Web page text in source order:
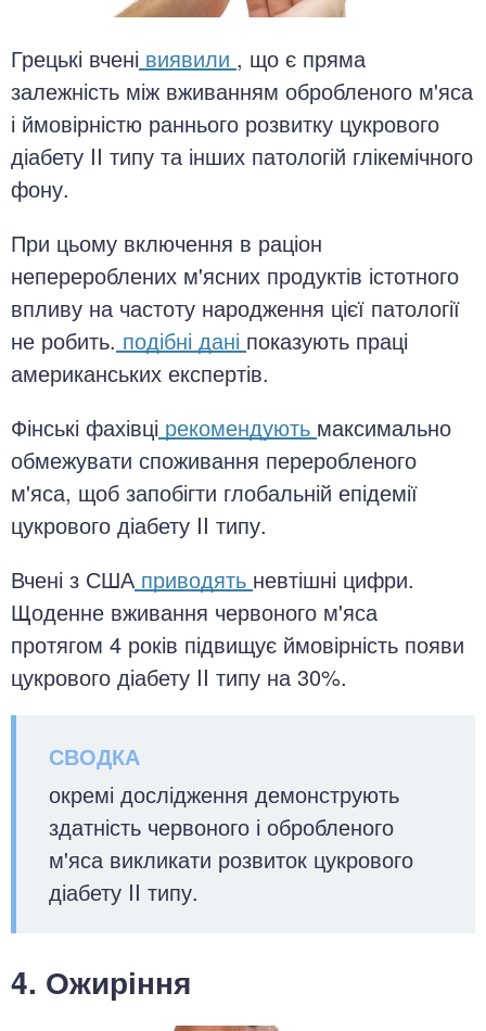
Грецькі вчені виявили , що є пряма
залежність між вживанням обробленого м'яса
і ймовірністю раннього розвитку цукрового
діабету II типу та інших патологій глікемічного
фону.
При цьому включення в раціон
неперероблених м'ясних продуктів істотного
впливу на частоту народження цієї патології
не робить. подібні дані показують праці
американських експертів.
Фінські фахівці рекомендують максимально
обмежувати споживання переробленого
м'яса, щоб запобігти глобальній епідемії
цукрового діабету II типу.
Вчені з США приводять невтішні цифри.
Щоденне вживання червоного м'яса
протягом 4 років підвищує ймовірність появи
цукрового діабету II типу на 30%.
окремі дослідження демонструють
здатність червоного і обробленого
м'яса викликати розвиток цукрового
діабету II типу.
4. Ожиріння